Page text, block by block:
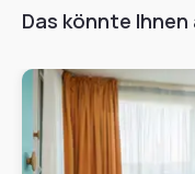
Das könnte